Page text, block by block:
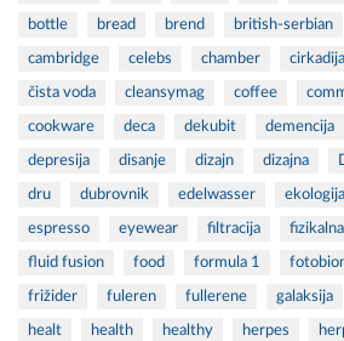
bottle bread brend british-serbian
cambridge celebs chamber
čista voda cleansymag coffee
cookware deca dekubit demencija
depresija disanje dizajn dizajna
dru dubrovnik edelwasser ekologija
espresso eyewear filtracija fizikalna
fluid fusion food formula 1
frižider fuleren fullerene galaksija
healt health healthy herpes